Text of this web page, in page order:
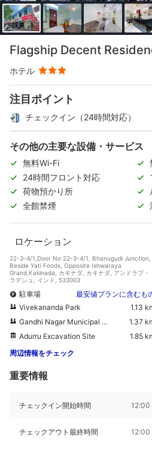
Flagship Decent
ホテル
注目ポイント
チェックイン（24時間対応）
その他の主要な設備・サービス
無料Wi-Fi
24時間フロント対応
荷物預かり所
全館禁煙
ロケーション
22-3-4/1,Door No 22-3-4/1, Bhanugudi Junction,
Beside Yati Foods, Opposite Ishwaraya
Grand,Kakinada, カキナダ, カキナダ, アンドラプ・
ラデシュ, インド, 533003
駐車場
最安値プランに含むも
Vivekananda Park
1.13
Gandhi Nagar Municipal Park
1.37
Adurru Excavation Site
1.85
周辺情報をチェック
重要情報
チェックイン開始時間 12:00
チェックアウト最終時間 12:00